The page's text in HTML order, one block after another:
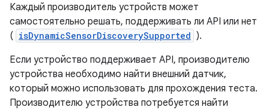
Каждый производитель устройств может
самостоятельно решать, поддерживать ли API или нет
( isDynamicSensorDiscoverySupported ).
Если устройство поддерживает API, производителю
устройства необходимо найти внешний датчик,
который можно использовать для прохождения теста.
Производителю устройства потребуется найти